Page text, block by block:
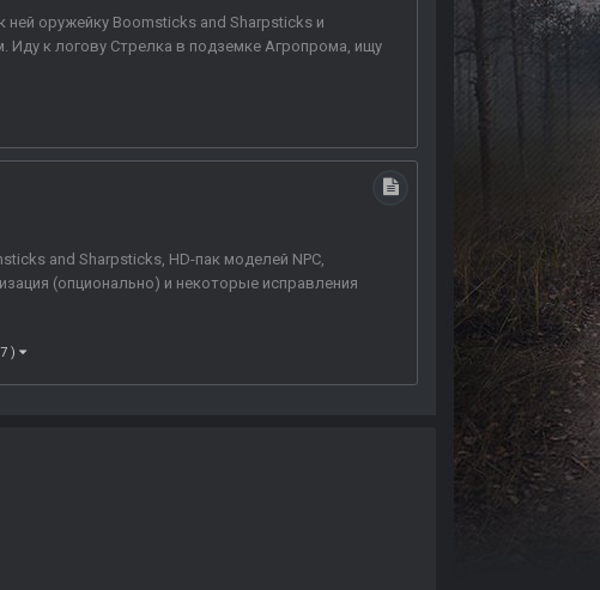
оружейку Boomsticks and Sharpsticks и
Иду к логову Стрелка в подземке Агропрома, ищу
and Sharpsticks, HD-пак моделей NPC,
(опционально) и некоторые исправления
)